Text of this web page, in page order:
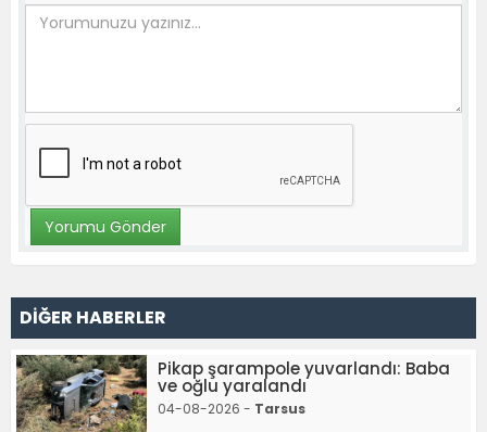
DİĞER HABERLER
Pikap şarampole yuvarlandı: Baba
ve oğlu yaralandı
04-08-2026 - Tarsus